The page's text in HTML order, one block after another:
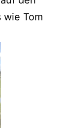
wie Tom